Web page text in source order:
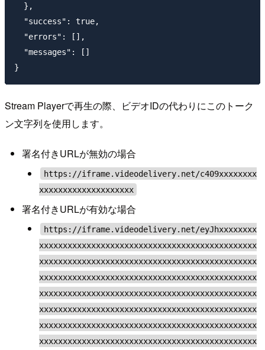
  },
  "success": true,
  "errors": [],
  "messages": []
Stream Playerで再生の際、ビデオIDの代わりにこのトーク
ン文字列を使用します。
署名付きURLが無効の場合
https://iframe.videodelivery.net/c409xxxxxxxx
xxxxxxxxxxxxxxxxxxxx
署名付きURLが有効な場合
https://iframe.videodelivery.net/eyJhxxxxxxxx
xxxxxxxxxxxxxxxxxxxxxxxxxxxxxxxxxxxxxxxxxxxxxx
xxxxxxxxxxxxxxxxxxxxxxxxxxxxxxxxxxxxxxxxxxxxxx
xxxxxxxxxxxxxxxxxxxxxxxxxxxxxxxxxxxxxxxxxxxxxx
xxxxxxxxxxxxxxxxxxxxxxxxxxxxxxxxxxxxxxxxxxxxxx
xxxxxxxxxxxxxxxxxxxxxxxxxxxxxxxxxxxxxxxxxxxxxx
xxxxxxxxxxxxxxxxxxxxxxxxxxxxxxxxxxxxxxxxxxxxxx
xxxxxxxxxxxxxxxxxxxxxxxxxxxxxxxxxxxxxxxxxxxxxx